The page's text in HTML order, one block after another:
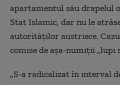
apartamentul său drapelul
Stat Islamic, dar nu le
autorităţilor austriece.
comise de aşa-numiţii „lupi
„S-a radicalizat în interval